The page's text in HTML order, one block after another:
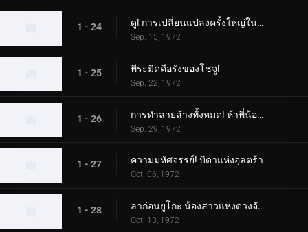
1 - 24 ดู! การเปลี่ยนแปลงครั้งใหญ่ในตอนกลางคืน
Sep. 15, 1972
1 - 25 พีระมิดคือรังของโชจู!
Sep. 22, 1972
1 - 26 การทำลายล้างทั้งหมด! ห้าพี่น้องอุลตร้า
Sep. 29, 1972
1 - 27 ความมหัศจรรย์! บิดาแห่งอุลตร้า
Oct. 06, 1972
1 - 28 ลาก่อนยูโกะ น้องสาวแห่งดวงจันทร์
Oct. 13, 1972